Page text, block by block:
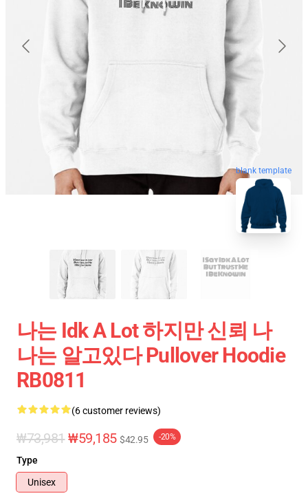
blank template
나는 Idk A Lot 하지만 신뢰 나
나는 알고있다 Pullover Hoodie
RB0811
(6 customer reviews)
₩73,981 ₩59,185 $42.95 -20%
Type
Unisex